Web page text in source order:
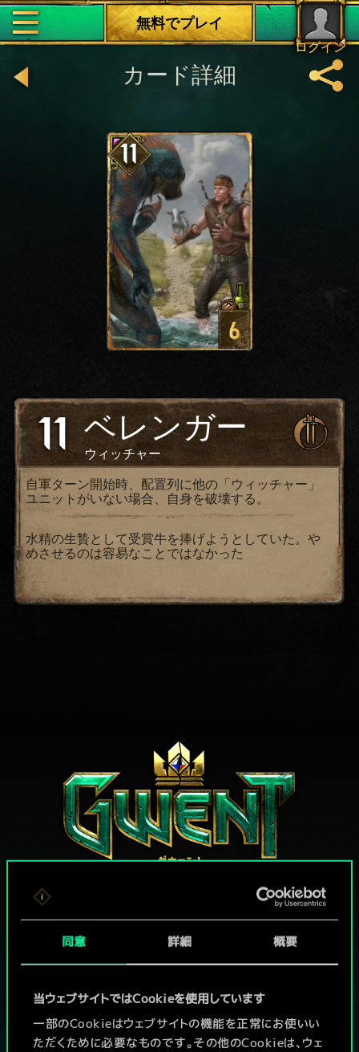
同意 詳細 概要
当ウェブサイトではCookieを使用しています
一部のCookieはウェブサイトの機能を正常にお使いい
ただくために必要なものです。その他のCookieは、ウェ
ログイン
無料でプレイ
カード詳細
11
6
11 ベレンガー
ウィッチャー
自軍ターン開始時、配置列に他の「ウィッチャー」
ユニットがいない場合、自身を破壊する。
水精の生贄として受賞牛を捧げようとしていた。や
めさせるのは容易なことではなかった
グウェントでひと勝負といかない
か？
PCで無料プレイ！
本作はアイテム課金型の基本無料ゲームです